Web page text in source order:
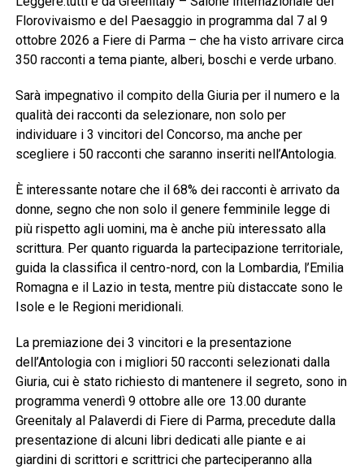
Florovivaismo e del Paesaggio in programma dal 7 al 9
ottobre 2026 a Fiere di Parma – che ha visto arrivare circa
350 racconti a tema piante, alberi, boschi e verde urbano.
Sarà impegnativo il compito della Giuria per il numero e la
qualità dei racconti da selezionare, non solo per
individuare i 3 vincitori del Concorso, ma anche per
scegliere i 50 racconti che saranno inseriti nell’Antologia.
È interessante notare che il 68% dei racconti è arrivato da
donne, segno che non solo il genere femminile legge di
più rispetto agli uomini, ma è anche più interessato alla
scrittura. Per quanto riguarda la partecipazione territoriale,
guida la classifica il centro-nord, con la Lombardia, l’Emilia
Romagna e il Lazio in testa, mentre più distaccate sono le
Isole e le Regioni meridionali.
La premiazione dei 3 vincitori e la presentazione
dell’Antologia con i migliori 50 racconti selezionati dalla
Giuria, cui è stato richiesto di mantenere il segreto, sono in
programma venerdì 9 ottobre alle ore 13.00 durante
Greenitaly al Palaverdi di Fiere di Parma, precedute dalla
presentazione di alcuni libri dedicati alle piante e ai
giardini di scrittori e scrittrici che parteciperanno alla